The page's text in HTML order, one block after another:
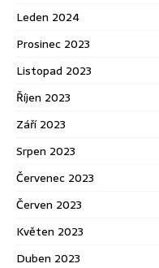
Leden 2024
Prosinec 2023
Listopad 2023
Říjen 2023
Září 2023
Srpen 2023
Červenec 2023
Červen 2023
Květen 2023
Duben 2023